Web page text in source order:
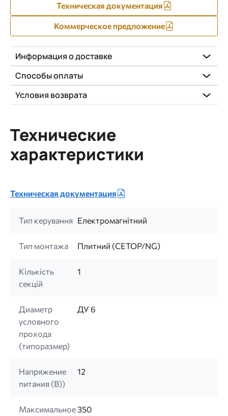
Техническая документация
Коммерческое предложение
Информация о доставке
Способы оплаты
Условия возврата
Технические
характеристики
Техническая документация
Тип керування Електромагнітний
Тип монтажа Плитний (CETOP/NG)
Кількість
секцій
1
Диаметр
условного
прохода
(типоразмер)
ДУ 6
Напряжение
питания (B))
12
Максимальное350